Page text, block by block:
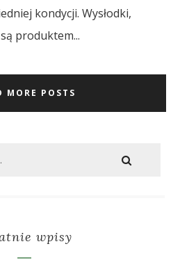
kondycji. Wysłodki,
produktem...
MORE POSTS
wpisy